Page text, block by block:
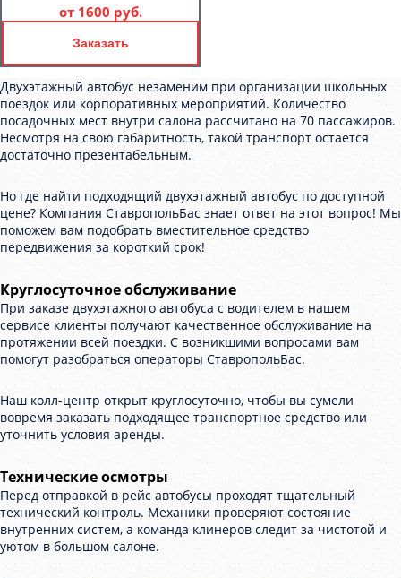
от 1600 руб.
Заказать
Двухэтажный автобус незаменим при организации школьных
поездок или корпоративных мероприятий. Количество
посадочных мест внутри салона рассчитано на 70 пассажиров.
Несмотря на свою габаритность, такой транспорт остается
достаточно презентабельным.
Но где найти подходящий двухэтажный автобус по доступной
цене? Компания СтавропольБас знает ответ на этот вопрос! Мы
поможем вам подобрать вместительное средство
передвижения за короткий срок!
Круглосуточное обслуживание
При заказе двухэтажного автобуса с водителем в нашем
сервисе клиенты получают качественное обслуживание на
протяжении всей поездки. С возникшими вопросами вам
помогут разобраться операторы СтавропольБас.
Наш колл-центр открыт круглосуточно, чтобы вы сумели
вовремя заказать подходящее транспортное средство или
уточнить условия аренды.
Технические осмотры
Перед отправкой в рейс автобусы проходят тщательный
технический контроль. Механики проверяют состояние
внутренних систем, а команда клинеров следит за чистотой и
уютом в большом салоне.